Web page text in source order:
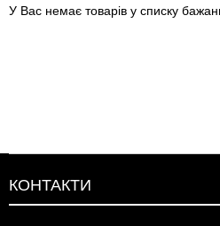
У Вас немає товарів у списку
КОНТАКТИ